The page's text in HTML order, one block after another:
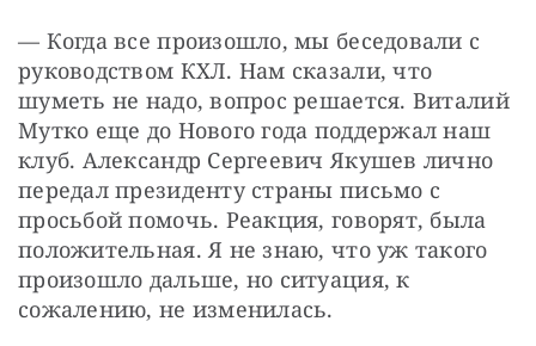
— Когда все произошло, мы беседовали с
руководством КХЛ. Нам сказали, что
шуметь не надо, вопрос решается. Виталий
Мутко еще до Нового года поддержал наш
клуб. Александр Сергеевич Якушев лично
передал президенту страны письмо с
просьбой помочь. Реакция, говорят, была
положительная. Я не знаю, что уж такого
произошло дальше, но ситуация, к
сожалению, не изменилась.